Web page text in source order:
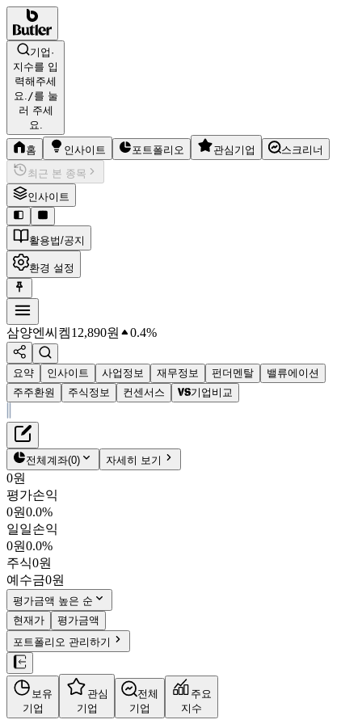
기업·
지수를 입
력해주세
요./를 눌
러 주세
요.
홈 인사이트 포트폴리오 관심기업
스크리너
최근 본 종목
인사이트
활용법/공지
환경 설정
삼양엔씨켐12,890원 0.4%
요약 인사이트 사업정보 재무정보 펀더멘탈
밸류에이션
주주환원
주식정보 컨센서스 기업비교
삼양엔씨켐
12,890원
482630
KOSDAQ
시가총액
PBR2.26
PER16.80
fPER 14.11
배당수익률-
자사주비율-
결산월12월
4분기누적
10년
재무정보
펀더멘탈
밸류에이션
주주환원
컨센서스
주식정보
전체계좌(0) 자세히 보기
0원
평가손익
0원0.0%
일일손익
0원0.0%
주식0원
예수금0원
평가금액 높은 순
현재가
평가금액
포트폴리오 관리하기
보유
기업
관심
기업
전체
기업
주요
지수